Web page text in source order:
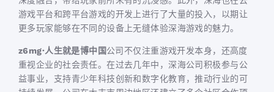
游戏平台和跨平台游戏的开发上进行了大量的投入，以期让
更多玩家能够在不同的设备上无缝体验深海游戏的魅力。
z6mg·人生就是博中国公司不仅注重游戏开发本身，还高度
重视企业的社会责任。在过去几年中，深海公司积极参与公
益事业，支持青少年科技创新和数字化教育，推动行业的可